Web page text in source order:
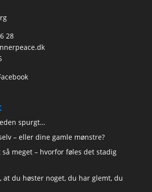
28
spurgt…
– eller dine gamle mønstre?
meget – hvorfor føles det stadig
at du høster noget, du har glemt, du